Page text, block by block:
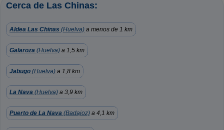
Cerca de Las Chinas:
Aldea Las Chinas (Huelva) a menos de 1 km
Galaroza (Huelva) a 1,5 km
Jabugo (Huelva) a 1,8 km
La Nava (Huelva) a 3,9 km
Puerto de La Nava (Badajoz) a 4,1 km